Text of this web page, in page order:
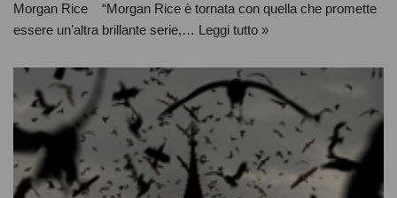
Morgan Rice “Morgan Rice è tornata con quella che promette
essere un’altra brillante serie,… Leggi tutto »